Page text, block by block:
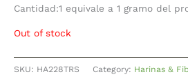
Cantidad:1 equivale a 1 gramo del
Out of stock
SKU: HA228TRS Category: Harinas &